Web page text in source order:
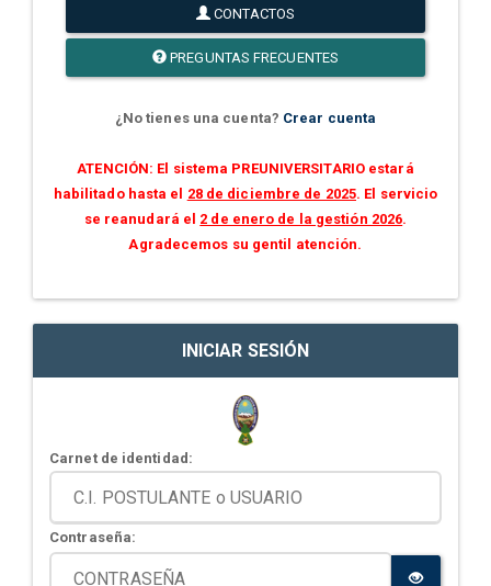
CONTACTOS
PREGUNTAS FRECUENTES
¿No tienes una cuenta? Crear cuenta
ATENCIÓN: El sistema PREUNIVERSITARIO estará
habilitado hasta el 28 de diciembre de 2025. El servicio
se reanudará el 2 de enero de la gestión 2026.
Agradecemos su gentil atención.
INICIAR SESIÓN
Carnet de identidad:
Contraseña: